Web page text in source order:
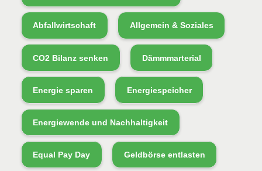
Abfallwirtschaft Allgemein & Soziales
CO2 Bilanz senken Dämmmarterial
Energie sparen Energiespeicher
Energiewende und Nachhaltigkeit
Equal Pay Day Geldbörse entlasten